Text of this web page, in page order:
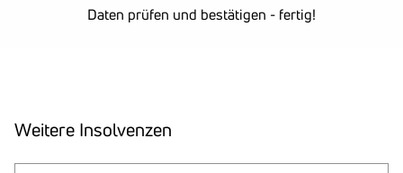
Daten prüfen und bestätigen - fertig!
Weitere Insol­venzen